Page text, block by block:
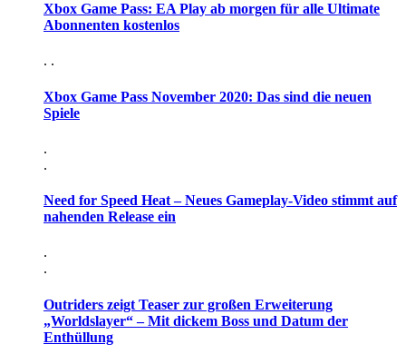
Xbox Game Pass: EA Play ab morgen für alle Ultimate
Abonnenten kostenlos
. .
Xbox Game Pass November 2020: Das sind die neuen
Spiele
.
.
Need for Speed Heat – Neues Gameplay-Video stimmt auf
nahenden Release ein
.
.
Outriders zeigt Teaser zur großen Erweiterung
„Worldslayer“ – Mit dickem Boss und Datum der
Enthüllung